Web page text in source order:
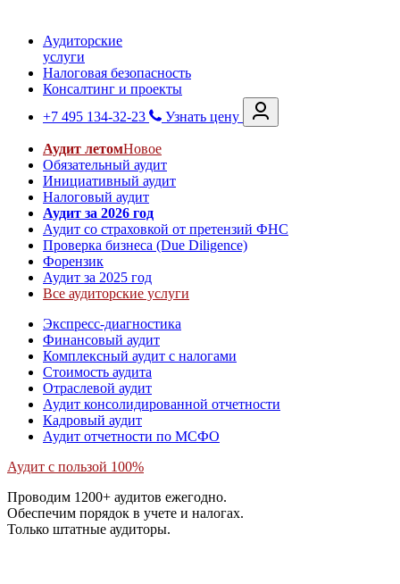
Аудиторские
услуги
Налоговая безопасность
Консалтинг и проекты
+7 495 134-32-23
Узнать цену
Аудит летомНовое
Обязательный аудит
Инициативный аудит
Налоговый аудит
Аудит за 2026 год
Аудит со страховкой от претензий ФНС
Проверка бизнеса (Due Diligence)
Форензик
Аудит за 2025 год
Все аудиторские услуги
Экспресс-диагностика
Финансовый аудит
Комплексный аудит с налогами
Стоимость аудита
Отраслевой аудит
Аудит консолидированной отчетности
Кадровый аудит
Аудит отчетности по МСФО
Аудит с пользой 100%
Проводим 1200+ аудитов ежегодно.
Обеспечим порядок в учете и налогах.
Только штатные аудиторы.